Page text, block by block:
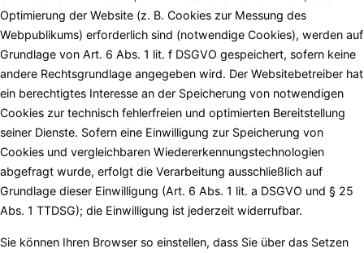
Optimierung der Website (z. B. Cookies zur Messung des
Webpublikums) erforderlich sind (notwendige Cookies), werden auf
Grundlage von Art. 6 Abs. 1 lit. f DSGVO gespeichert, sofern keine
andere Rechtsgrundlage angegeben wird. Der Websitebetreiber hat
ein berechtigtes Interesse an der Speicherung von notwendigen
Cookies zur technisch fehlerfreien und optimierten Bereitstellung
seiner Dienste. Sofern eine Einwilligung zur Speicherung von
Cookies und vergleichbaren Wiedererkennungstechnologien
abgefragt wurde, erfolgt die Verarbeitung ausschließlich auf
Grundlage dieser Einwilligung (Art. 6 Abs. 1 lit. a DSGVO und § 25
Abs. 1 TTDSG); die Einwilligung ist jederzeit widerrufbar.
Sie können Ihren Browser so einstellen, dass Sie über das Setzen